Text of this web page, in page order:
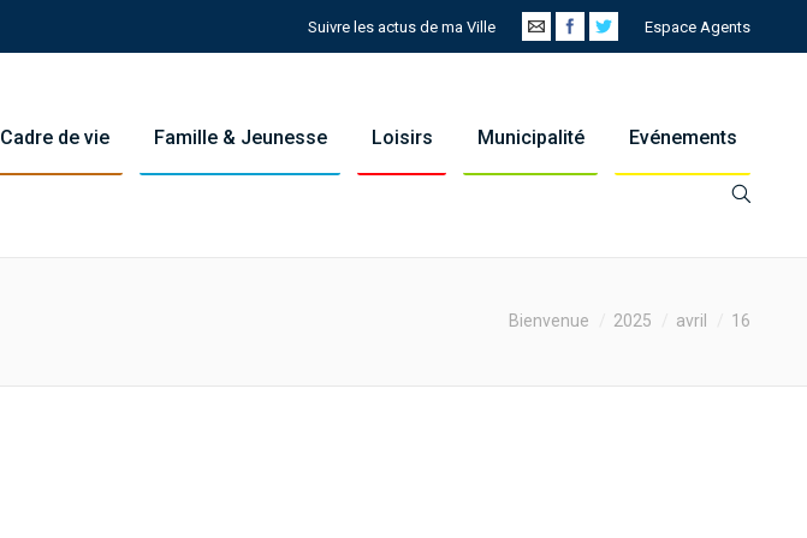
Suivre les actus de ma Ville Espace Agents
Cadre de vie Famille & Jeunesse Loisirs Municipalité Evénements
Bienvenue 2025 avril 16